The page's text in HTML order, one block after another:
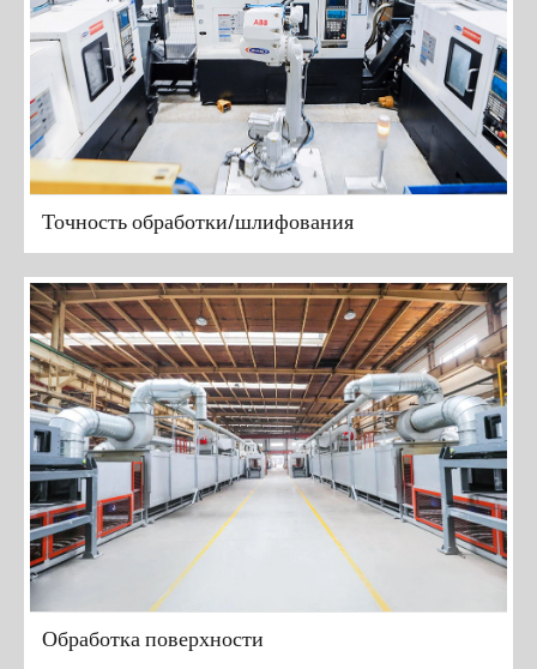
Точность обработки/шлифования
Обработка поверхности